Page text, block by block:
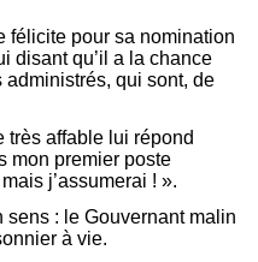
félicite pour sa nomination
disant qu’il a la chance
administrés, qui sont, de
très affable lui répond
mon premier poste
j’assumerai ! ».
sens : le Gouvernant malin
à vie.